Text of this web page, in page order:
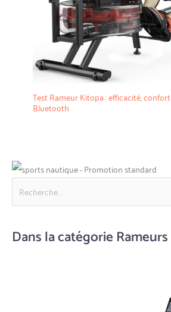
Test Rameur Kitopa : efficacité,
Bluetooth
Dans la catégorie Rameurs